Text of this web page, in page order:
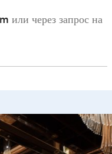
или через запрос на